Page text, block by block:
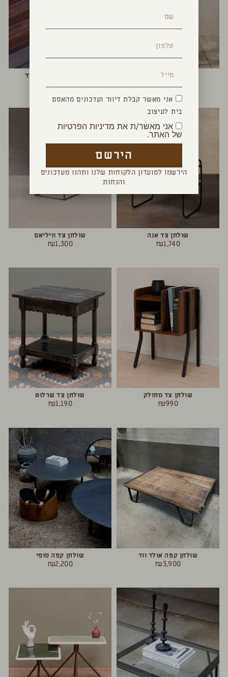
שולחן מפלסי זכוכית שולחן סלון פח גלי חלוד
שולחן צד אנה
₪1,740
שולחן צד וויליאם
₪1,300
שולחן צד מחולק
₪990
שולחן צד שרלוט
₪1,190
שולחן קפה אולד ווד
₪3,900
שולחן קפה סופי
₪2,200
אני מאשר קבלת דיוור ועדכונים מהאסם
בית לעיצוב
אני מאשר/ת את מדיניות הפרטיות
של האתר.
הירשם
הירשמו למועדון הלקוחות שלנו ותהנו מעדכונים
והנחות